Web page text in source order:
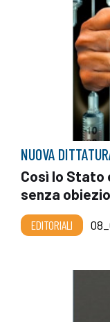
NUOVA
Così lo Stato
senza
EDITORIALI